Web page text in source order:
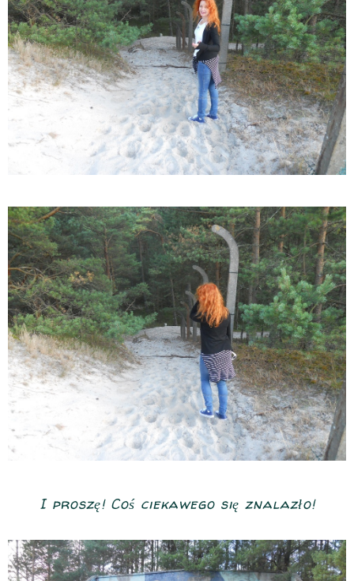
I proszę! Coś ciekawego się znalazło!